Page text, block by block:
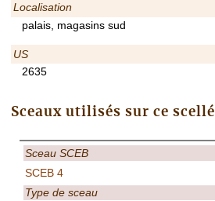
Localisation
palais, magasins sud
US
2635
Sceaux utilisés sur ce scellé
Sceau SCEB
SCEB 4
Type de sceau